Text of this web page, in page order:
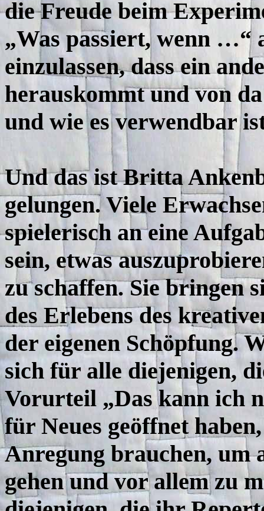
die Freude beim
„Was passiert, wenn …“
einzulassen, dass ein
herauskommt und von
und wie es verwendbar
Und das ist Britta
gelungen. Viele
spielerisch an eine
sein, etwas
zu schaffen. Sie bringen
des Erlebens des
der eigenen Schöpfung.
sich für alle diejenigen,
Vorurteil „Das kann ich
für Neues geöffnet
Anregung brauchen, um
gehen und vor allem zu